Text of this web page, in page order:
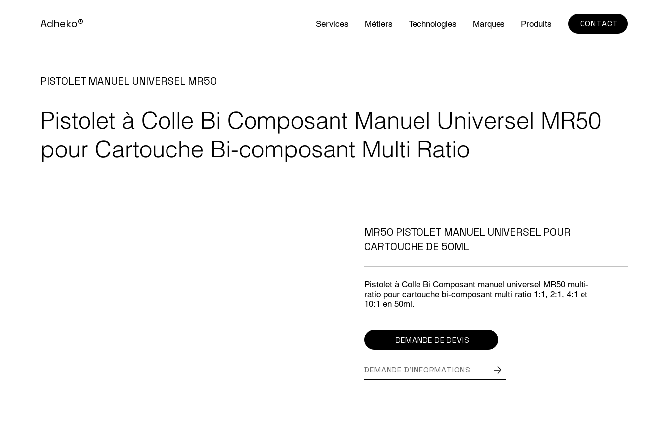
Adheko® Services Métiers Technologies Marques Produits CONTACT
PISTOLET MANUEL UNIVERSEL MR50
Pistolet à Colle Bi Composant Manuel Universel MR50
pour Cartouche Bi-composant Multi Ratio
MR50 PISTOLET MANUEL UNIVERSEL POUR
CARTOUCHE DE 50ML
Pistolet à Colle Bi Composant manuel universel MR50 multi-
ratio pour cartouche bi-composant multi ratio 1:1, 2:1, 4:1 et
10:1 en 50ml.
DEMANDE DE DEVIS
DEMANDE D'INFORMATIONS